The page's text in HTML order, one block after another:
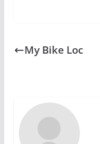
My Bike Loc